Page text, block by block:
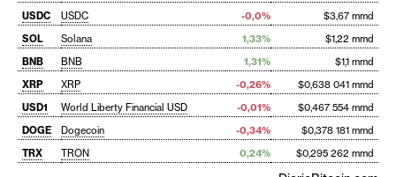
USDC
USDC -0,0%
$3,67 mmd
SOL
Solana 1,33%
$1,22 mmd
BNB
BNB 1,31%
$1,1 mmd
XRP
XRP -0,26%
$0,638 041 mmd
USD1
World Liberty Financial USD -0,01%
$0,467 554 mmd
DOGE
Dogecoin -0,34%
$0,378 181 mmd
TRX
TRON 0,24% $0,295 262 mmd